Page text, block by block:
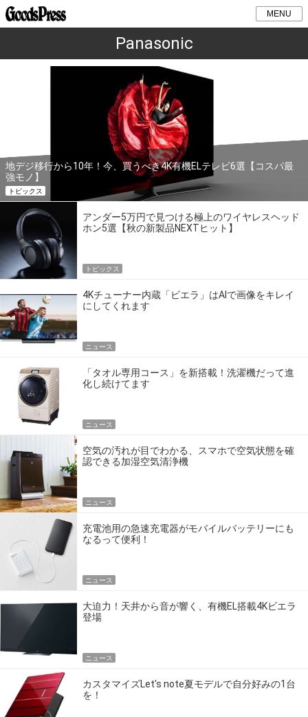
MENU
Panasonic
地デジ移行から10年！今、買うべき4K有機ELテレビ6選【コスパ最
強モノ】
トピックス
アンダー5万円で見つける極上のワイヤレスヘッド
ホン5選【秋の新製品NEXTヒット】
トピックス
4Kチューナー内蔵「ビエラ」はAIで画像をキレイ
にしてくれます
ニュース
「タオル専用コース」を新搭載！洗濯機だって進
化し続けてます
ニュース
空気の汚れが目でわかる、スマホで空気状態を確
認できる加湿空気清浄機
ニュース
充電池用の急速充電器がモバイルバッテリーにも
なるって便利！
ニュース
大迫力！天井から音が響く、有機EL搭載4Kビエラ
登場
ニュース
カスタマイズLet's note夏モデルで自分好みの1台
を！